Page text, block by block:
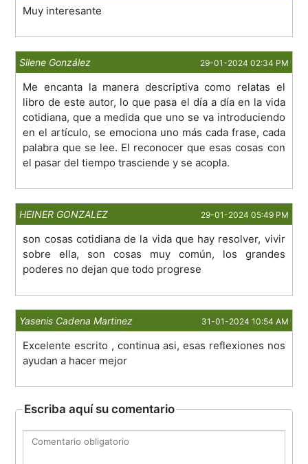
Muy interesante
Silene González 29-01-2024 02:34 PM
Me encanta la manera descriptiva como relatas el
libro de este autor, lo que pasa el día a día en la vida
cotidiana, que a medida que uno se va introduciendo
en el artículo, se emociona uno más cada frase, cada
palabra que se lee. El reconocer que esas cosas con
el pasar del tiempo trasciende y se acopla.
HEINER GONZALEZ 29-01-2024 05:49 PM
son cosas cotidiana de la vida que hay resolver, vivir
sobre ella, son cosas muy común, los grandes
poderes no dejan que todo progrese
Yasenis Cadena Martinez 31-01-2024 10:54 AM
Excelente escrito , continua asi, esas reflexiones nos
ayudan a hacer mejor
Escriba aquí su comentario